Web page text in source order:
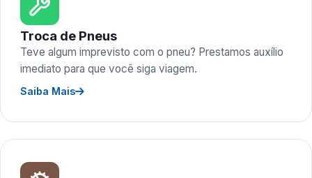
Troca de Pneus
Teve algum imprevisto com o pneu? Prestamos auxílio
imediato para que você siga viagem.
Saiba Mais